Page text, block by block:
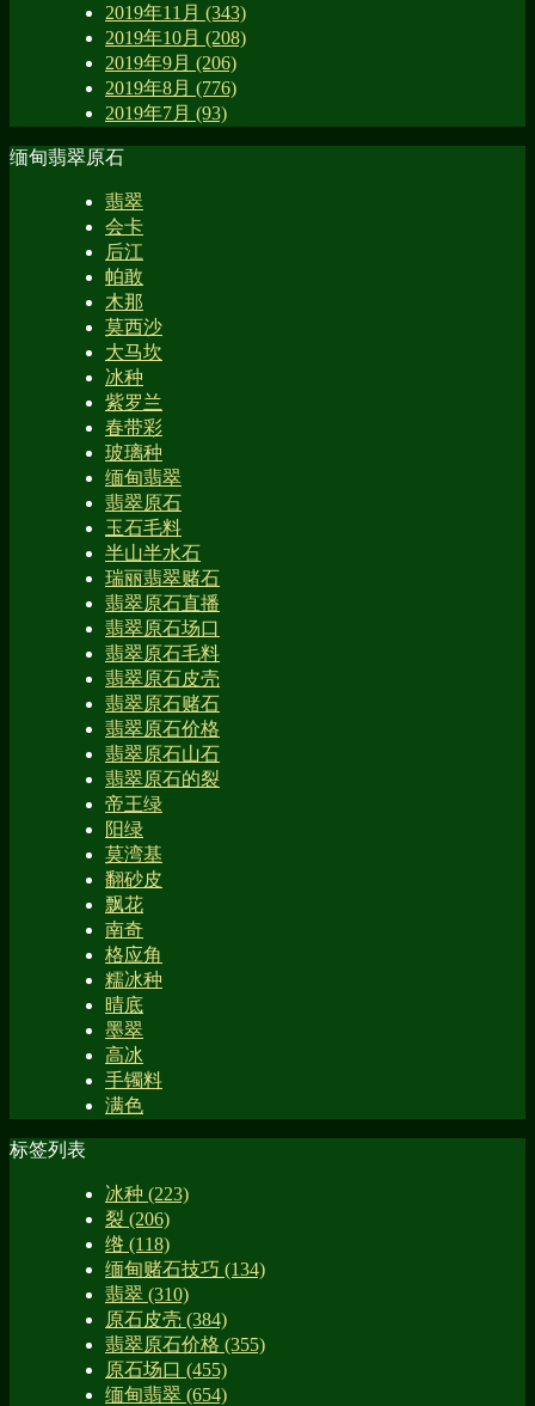
2019年11月 (343)
2019年10月 (208)
2019年9月 (206)
2019年8月 (776)
2019年7月 (93)
缅甸翡翠原石
翡翠
会卡
后江
帕敢
木那
莫西沙
大马坎
冰种
紫罗兰
春带彩
玻璃种
缅甸翡翠
翡翠原石
玉石毛料
半山半水石
瑞丽翡翠赌石
翡翠原石直播
翡翠原石场口
翡翠原石毛料
翡翠原石皮壳
翡翠原石赌石
翡翠原石价格
翡翠原石山石
翡翠原石的裂
帝王绿
阳绿
莫湾基
翻砂皮
飘花
南奇
格应角
糯冰种
晴底
墨翠
高冰
手镯料
满色
标签列表
冰种 (223)
裂 (206)
绺 (118)
缅甸赌石技巧 (134)
翡翠 (310)
原石皮壳 (384)
翡翠原石价格 (355)
原石场口 (455)
缅甸翡翠 (654)